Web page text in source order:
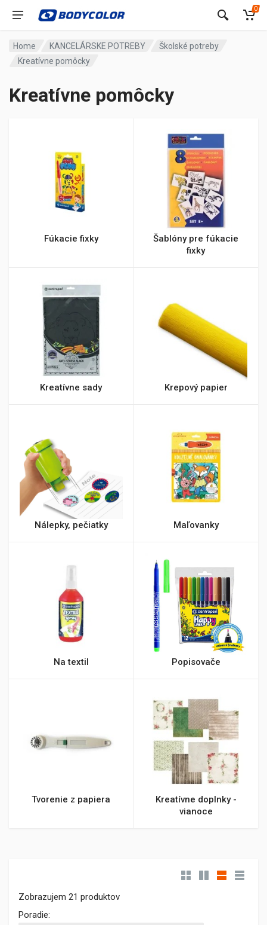
0
Home KANCELÁRSKE POTREBY
Školské potreby
Kreatívne pomôcky
Kreatívne pomôcky
Fúkacie fixky
Šablóny pre fúkacie
fixky
Kreatívne sady Krepový papier
Nálepky, pečiatky Maľovanky
Na textil Popisovače
Tvorenie z papiera
Kreatívne doplnky -
vianoce
Zobrazujem 21 produktov
Poradie: